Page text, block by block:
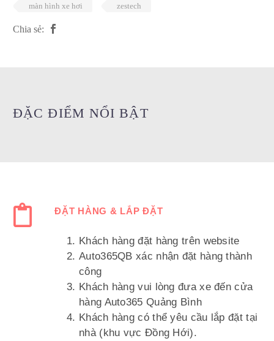
màn hình xe hơi zestech
Chia sẻ:
ĐẶC ĐIỂM NỔI BẬT
ĐẶT HÀNG & LẮP ĐẶT
Khách hàng đặt hàng trên website
Auto365QB xác nhận đặt hàng thành
công
Khách hàng vui lòng đưa xe đến cửa
hàng Auto365 Quảng Bình
Khách hàng có thể yêu cầu lắp đặt tại
nhà (khu vực Đồng Hới).